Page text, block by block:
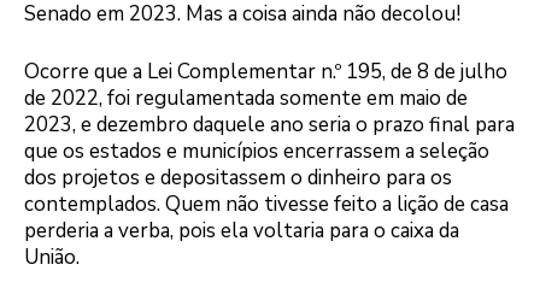
Senado em 2023. Mas a coisa ainda não decolou!
Ocorre que a Lei Complementar n.º 195, de 8 de julho
de 2022, foi regulamentada somente em maio de
2023, e dezembro daquele ano seria o prazo final para
que os estados e municípios encerrassem a seleção
dos projetos e depositassem o dinheiro para os
contemplados. Quem não tivesse feito a lição de casa
perderia a verba, pois ela voltaria para o caixa da
União.